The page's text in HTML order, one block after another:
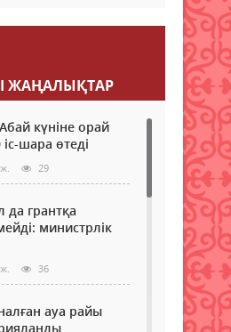
ЖАҢАЛЫҚТАР
күніне орай
шара өтеді
29
да грантқа
министрлік
36
ауа райы